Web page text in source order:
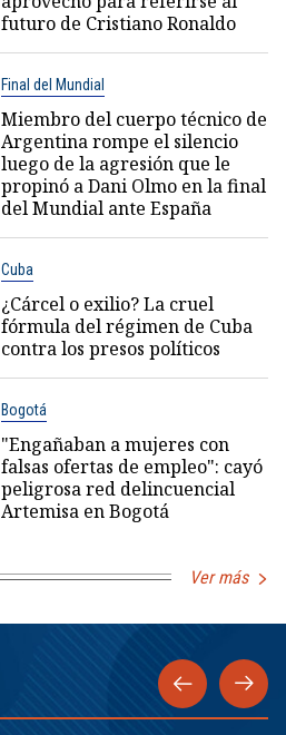
futuro de Cristiano Ronaldo
Final del Mundial
Miembro del cuerpo técnico de
Argentina rompe el silencio
luego de la agresión que le
propinó a Dani Olmo en la final
del Mundial ante España
Cuba
¿Cárcel o exilio? La cruel
fórmula del régimen de Cuba
contra los presos políticos
Bogotá
"Engañaban a mujeres con
falsas ofertas de empleo": cayó
peligrosa red delincuencial
Artemisa en Bogotá
Ver más